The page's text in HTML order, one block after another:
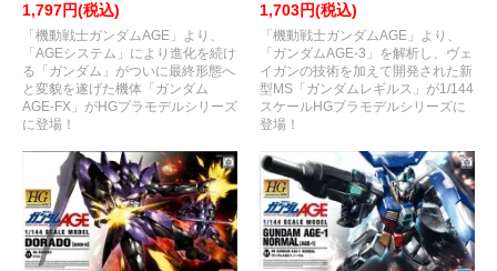
1,797円(税込)
「機動戦士ガンダムAGE」より、
「AGEシステム」により進化を続け
る「ガンダム」がついに最終形態へ
と変貌を遂げた機体「ガンダム
AGE-FX」がHGプラモデルシリーズ
に登場！
1,703円(税込)
「機動戦士ガンダムAGE」より、
「ガンダムAGE-3」を解析し、ヴェ
イガンの技術を加えて開発された新
型MS「ガンダムレギルス」が1/144
スケールHGプラモデルシリーズに
登場！